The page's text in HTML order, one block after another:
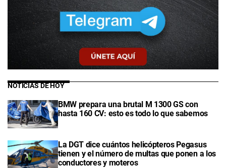
NOTICIAS DE HOY
BMW prepara una brutal M 1300 GS con
hasta 160 CV: esto es todo lo que sabemos
La DGT dice cuántos helicópteros Pegasus
tienen y el número de multas que ponen a los
conductores y moteros